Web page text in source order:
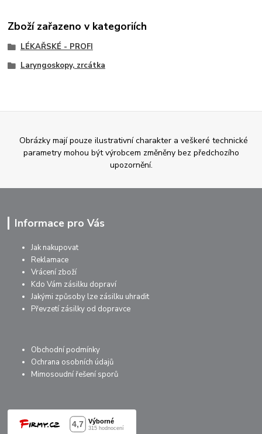
Zboží zařazeno v kategoriích
LÉKAŘSKÉ - PROFI
Laryngoskopy, zrcátka
Obrázky mají pouze ilustrativní charakter a veškeré technické
parametry mohou být výrobcem změněny bez předchozího
upozornění.
Informace pro Vás
Jak nakupovat
Reklamace
Vrácení zboží
Kdo Vám zásilku dopraví
Jakými způsoby lze zásilku uhradit
Převzetí zásilky od dopravce
Obchodní podmínky
Ochrana osobních údajů
Mimosoudní řešení sporů